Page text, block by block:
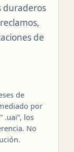
duraderos
de
de
por
.uai”, los
No